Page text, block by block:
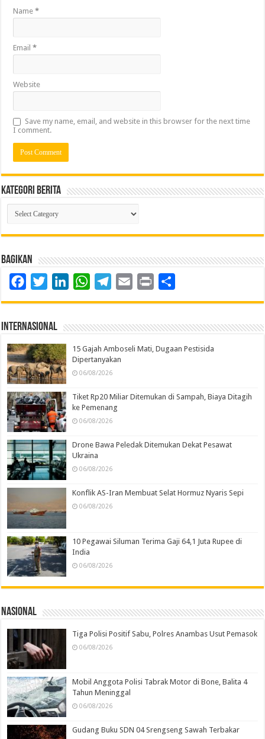
Name*
Email*
Website
Save my name, email, and website in this browser for the next time
I comment.
Kategori Berita
Kategori
Berita
Bagikan
FacebookTwitterLinkedInWhatsAppTelegram
Email Print
Internasional
15 Gajah Amboseli Mati, Dugaan Pestisida
Dipertanyakan
06/08/2026
Tiket Rp20 Miliar Ditemukan di Sampah, Biaya Ditagih
ke Pemenang
06/08/2026
Drone Bawa Peledak Ditemukan Dekat Pesawat
Ukraina
06/08/2026
Konflik AS-Iran Membuat Selat Hormuz Nyaris Sepi
06/08/2026
10 Pegawai Siluman Terima Gaji 64,1 Juta Rupee di
India
06/08/2026
Nasional
Tiga Polisi Positif Sabu, Polres Anambas Usut Pemasok
06/08/2026
Mobil Anggota Polisi Tabrak Motor di Bone, Balita 4
Tahun Meninggal
06/08/2026
Gudang Buku SDN 04 Srengseng Sawah Terbakar